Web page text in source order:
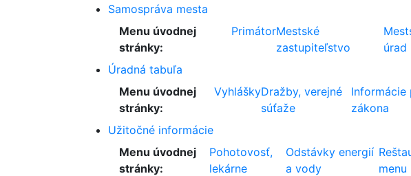
Samospráva mesta
Menu úvodnej
stránky:
PrimátorMestské
zastupiteľstvo
úrad
Úradná tabuľa
Menu úvodnej
stránky:
VyhláškyDražby, verejné
súťaže
Informácie
zákona
Užitočné informácie
Menu úvodnej
stránky:
Pohotovosť,
lekárne
Odstávky energií
a vody
menu